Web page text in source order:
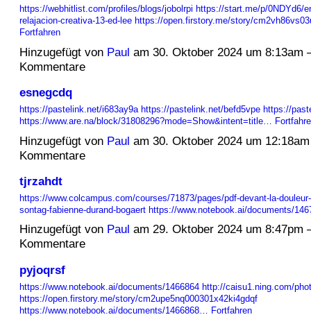
https://webhitlist.com/profiles/blogs/jobolrpi https://start.me/p/0NDYd6/
relajacion-creativa-13-ed-lee https://open.firstory.me/story/
Fortfahren
Hinzugefügt von Paul am 30. Oktober 2024 um 8:13am
Kommentare
esnegcdq
https://pastelink.net/i683ay9a https://pastelink.net/befd5vpe https://
https://www.are.na/block/31808296?mode=Show&intent=title…
Hinzugefügt von Paul am 30. Oktober 2024 um
Kommentare
tjrzahdt
https://www.colcampus.com/courses/71873/pages/pdf-devant-la-
sontag-fabienne-durand-bogaert https://www.notebook.ai/documents/
Hinzugefügt von Paul am 29. Oktober 2024 um 8:47pm
Kommentare
pyjoqrsf
https://www.notebook.ai/documents/1466864 http://caisu1.ning.com/
https://open.firstory.me/story/cm2upe5nq000301x42ki4gdqf
https://www.notebook.ai/documents/1466868… Fortfahren